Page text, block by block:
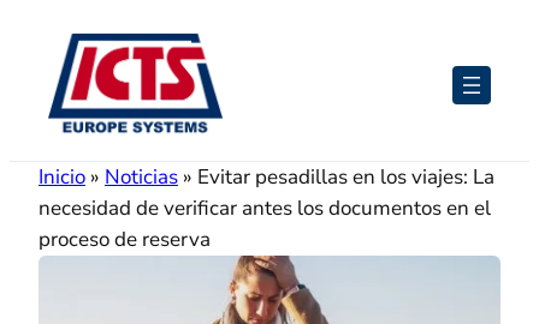
contenido
Inicio » Noticias » Evitar pesadillas en los viajes: La
necesidad de verificar antes los documentos en el
proceso de reserva